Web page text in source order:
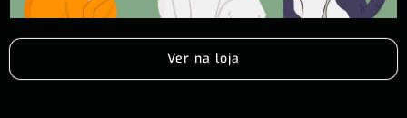
Ver na loja